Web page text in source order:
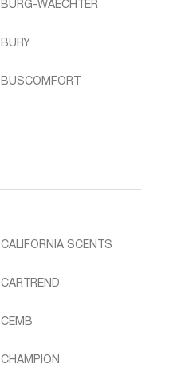
BURG-WAECHTER
BURY
BUSCOMFORT
CALIFORNIA SCENTS
CARTREND
CEMB
CHAMPION